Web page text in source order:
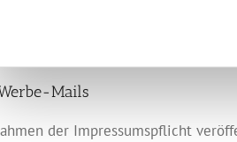
geltenden gesetzlichen
Empfänger und den Zweck
zum Thema
Mails
der Impressumspflicht